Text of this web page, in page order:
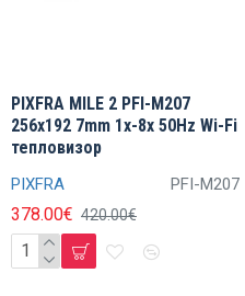
PIXFRA PFI-M207
PIXFRA MILE 2 PFI-M207
256x192 7mm 1x-8x 50Hz Wi-Fi
тепловизор
378.00€ 420.00€